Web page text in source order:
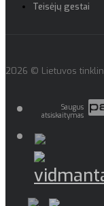
Teisėjų gestai
2026 © Lietuvos
Saugus
atsiskaitymas